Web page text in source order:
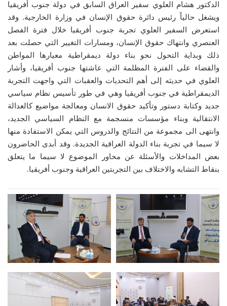
الدكتور هشام العلوي سفير العراق السابق في دولة جنوب أفريقيا
ويشغل حالياً رئيس دائرة حقوق الإنسان في وزارة الخارجية. وقد
استعرض السفير العلوي تجربة جنوب أفريقيا خلال فترة الفصل
العنصري وانتهاك حقوق الإنسان، ومسارات التغيير التي حصلت بعد
ذلك وبداية التحول نحو بناء دولة ديمقراطية معيارها المواطن
والقضاء على الفترة المظلمة التي عاشتها جنوب أفريقيا، وأشار
العلوي في حديثه إلى أهم التحديات والعقبات التي واجهت التجربة
الديمقراطية في جنوب أفريقيا وهي في طور تأسيس نظام سياسي
جديد وكتابة دستور وتأكيد حقوق الانسان ومعالجة مواضيع كالعدالة
الانتقالية وبناء مؤسسات منسجمة مع النظام السياسي الجديد،
وانتهى الى مجموعة من النتائج والدروس التي يمكن الاستفادة منها
لا سيما في تجربة بناء الدولة العراقية الجديدة. وقد أبدى الحاضرون
بعض المداخلات والأسئلة عن محاور الموضوع لا سيما ما يتعلق
بنقاط التشابه والاختلاف بين التجربتين العراقية وجنوب أفريقيا.